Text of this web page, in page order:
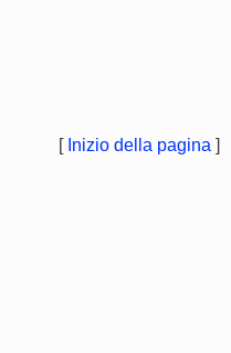
[ Inizio della pagina ]